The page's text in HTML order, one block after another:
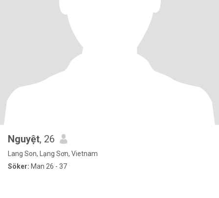
Nguyệt, 26
Lang Son, Lạng Sơn, Vietnam
Söker: Man 26 - 37